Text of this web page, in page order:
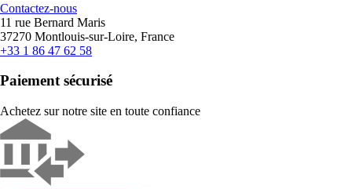
Contactez-nous
11 rue Bernard Maris
37270 Montlouis-sur-Loire, France
+33 1 86 47 62 58
Paiement sécurisé
Achetez sur notre site en toute confiance